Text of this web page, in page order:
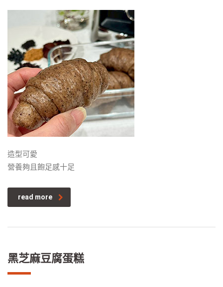
造型可愛
營養夠且飽足感十足
read more
黑芝麻豆腐蛋糕